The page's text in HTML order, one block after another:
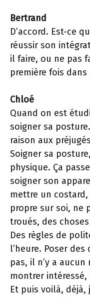
Bertrand
D’accord. Est-ce
réussir son
il faire, ou ne pas
première fois
Chloé
Quand on est
soigner sa
raison aux
Soigner sa
physique. Ça
soigner son
mettre un
propre sur soi, ne
troués, des
Des règles de
l’heure. Poser
pas, il n’y a
montrer
Et puis voilà,